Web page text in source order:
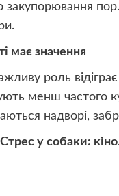
закупорювання
має значення
роль
менш частого
надворі,
Стрес у собаки: